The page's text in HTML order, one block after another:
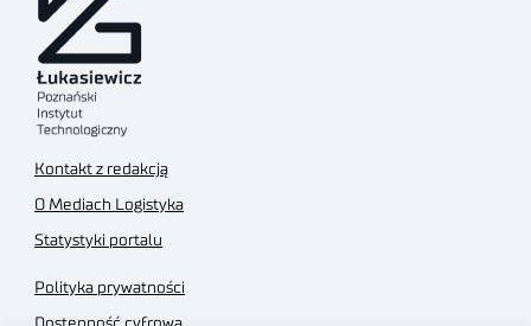
Kontakt z redakcją
O Mediach Logistyka
Statystyki portalu
Polityka prywatności